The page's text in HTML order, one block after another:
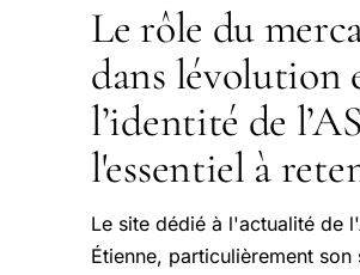
Le rôle du
dans lévolution
l’identité de
l'essentiel à
Le site dédié à l'actualité de
Étienne, particulièrement son